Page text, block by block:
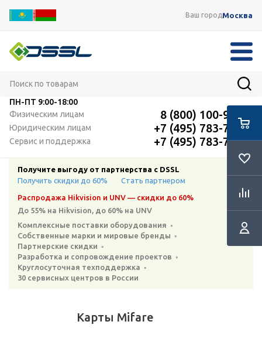
Ваш городМосква
ПН-ПТ 9:00-18:00
Физическим лицам
8 (800) 100-91-12
Юридическим лицам +7 (495) 783-72-87
Сервис и поддержка +7 (495) 783-72-87
Получите выгоду от партнерства с DSSL
Получить скидки до 60%
Стать партнером
Распродажа Hikvision и UNV — скидки до 60%
До 55% на Hikvision, до 60% на UNV
Комплексные поставки оборудования ◦
Собственные марки и мировые бренды ◦
Партнерские скидки ◦
Разработка и сопровождение проектов ◦
Круглосуточная техподдержка ◦
30 сервисных центров в России
Карты Mifare